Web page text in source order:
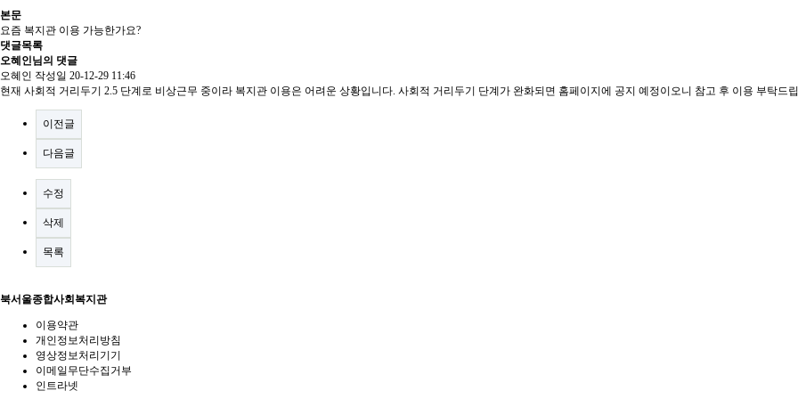
본문
요즘 복지관 이용 가능한가요?
댓글목록
오혜인님의 댓글
오혜인 작성일 20-12-29 11:46
현재 사회적 거리두기 2.5 단계로 비상근무 중이라 복지관 이용은 어려운 상황입니다. 사회적 거리두기 단계가 완화되면 홈페이지에 공지 예정이오니 참고 후 이용 부탁드
이전글
다음글
수정
삭제
목록
북서울종합사회복지관
이용약관
개인정보처리방침
영상정보처리기기
이메일무단수집거부
인트라넷